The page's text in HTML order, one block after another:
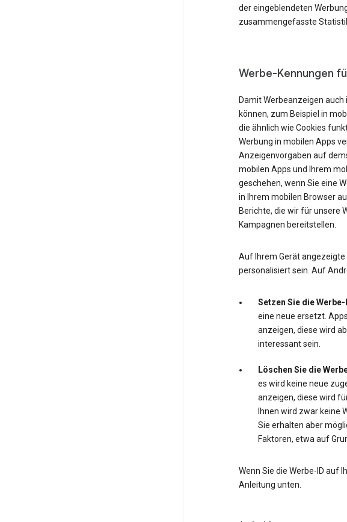
der eingeblendeten
zusammengefasste
Werbe-Kennungen
Damit Werbeanzeigen
können, zum Beispiel in
die ähnlich wie Cookies
Werbung in mobilen Apps
Anzeigenvorgaben auf
mobilen Apps und Ihrem
geschehen, wenn Sie eine
in Ihrem mobilen Browser
Berichte, die wir für unsere
Kampagnen bereitstellen.
Auf Ihrem Gerät angezeigte
personalisiert sein. Auf
Setzen Sie die
eine neue ersetzt.
anzeigen, diese wird
interessant sein.
Löschen Sie die
es wird keine neue
anzeigen, diese wird
Ihnen wird zwar keine
Sie erhalten aber
Faktoren, etwa auf
Wenn Sie die Werbe-ID auf
Anleitung unten.